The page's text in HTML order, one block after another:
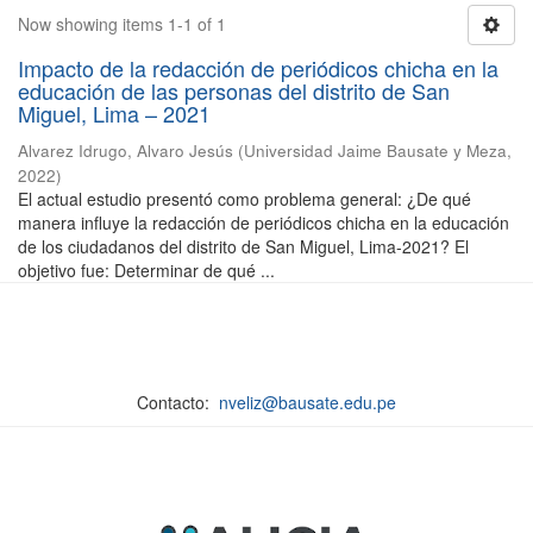
Now showing items 1-1 of 1
Impacto de la redacción de periódicos chicha en la
educación de las personas del distrito de San
Miguel, Lima – 2021
Alvarez Idrugo, Alvaro Jesús (Universidad Jaime Bausate y Meza,
2022)
El actual estudio presentó como problema general: ¿De qué
manera influye la redacción de periódicos chicha en la educación
de los ciudadanos del distrito de San Miguel, Lima-2021? El
objetivo fue: Determinar de qué ...
Contacto: nveliz@bausate.edu.pe